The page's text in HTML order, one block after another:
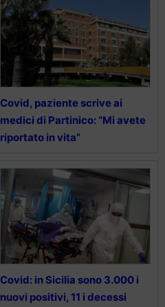
Covid, paziente scrive ai
medici di Partinico: “Mi avete
riportato in vita”
Covid: in Sicilia sono 3.000 i
nuovi positivi, 11 i decessi